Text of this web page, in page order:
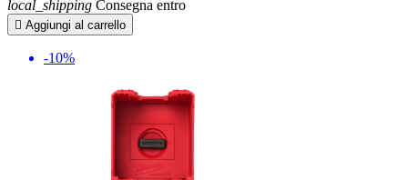
local_shipping Consegna entro
 Aggiungi al carrello
-10%